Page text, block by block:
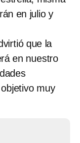
en julio y
que la
en nuestro
muy